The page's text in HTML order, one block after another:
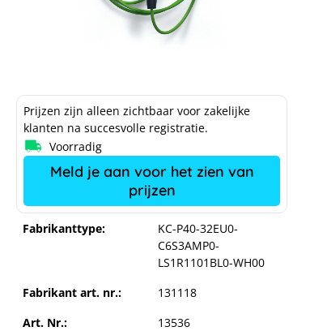
Fabrikanttype:
KC-P40-32EU0-
C6S3AMP0-
LS1R1101BL0-WH00
Fabrikant art. nr.:
131118
Art. Nr.:
13536
Prijzen zijn alleen zichtbaar voor zakelijke
klanten na succesvolle registratie.
Voorradig
Meld je aan voor het zien van
prijzen